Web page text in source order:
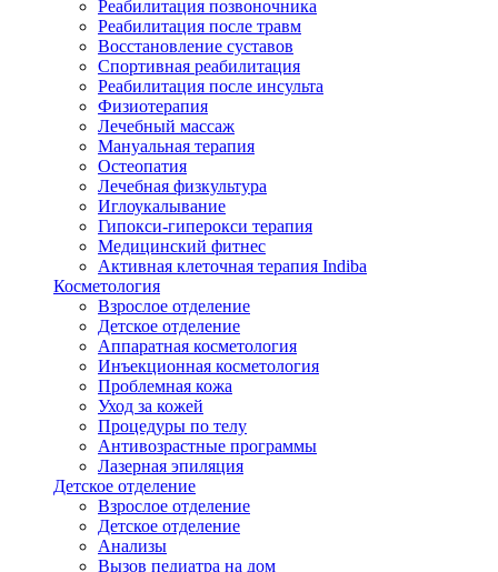
Реабилитация позвоночника
Реабилитация после травм
Восстановление суставов
Спортивная реабилитация
Реабилитация после инсульта
Физиотерапия
Лечебный массаж
Мануальная терапия
Остеопатия
Лечебная физкультура
Иглоукалывание
Гипокси-гиперокси терапия
Медицинский фитнес
Активная клеточная терапия Indiba
Косметология
Взрослое отделение
Детское отделение
Аппаратная косметология
Инъекционная косметология
Проблемная кожа
Уход за кожей
Процедуры по телу
Антивозрастные программы
Лазерная эпиляция
Детское отделение
Взрослое отделение
Детское отделение
Анализы
Вызов педиатра на дом